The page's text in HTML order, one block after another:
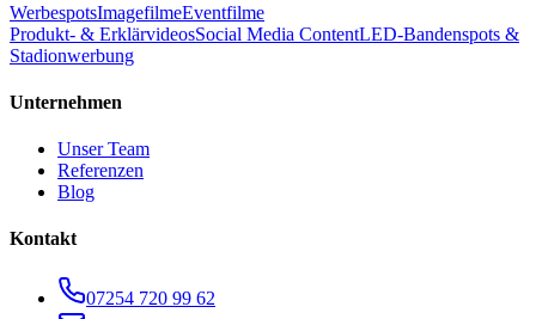
WerbespotsImagefilmeEventfilme
Produkt- & ErklärvideosSocial Media ContentLED-Bandenspots &
Stadionwerbung
Unternehmen
Unser Team
Referenzen
Blog
Kontakt
07254 720 99 62